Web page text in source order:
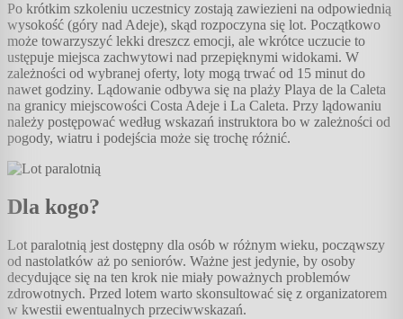
Po krótkim szkoleniu uczestnicy zostają zawiezieni na odpowiednią
wysokość (góry nad Adeje), skąd rozpoczyna się lot. Początkowo
może towarzyszyć lekki dreszcz emocji, ale wkrótce uczucie to
ustępuje miejsca zachwytowi nad przepięknymi widokami. W
zależności od wybranej oferty, loty mogą trwać od 15 minut do
nawet godziny. Lądowanie odbywa się na plaży Playa de la Caleta
na granicy miejscowości Costa Adeje i La Caleta. Przy lądowaniu
należy postępować według wskazań instruktora bo w zależności od
pogody, wiatru i podejścia może się trochę różnić.
Dla kogo?
Lot paralotnią jest dostępny dla osób w różnym wieku, począwszy
od nastolatków aż po seniorów. Ważne jest jedynie, by osoby
decydujące się na ten krok nie miały poważnych problemów
zdrowotnych. Przed lotem warto skonsultować się z organizatorem
w kwestii ewentualnych przeciwwskazań.